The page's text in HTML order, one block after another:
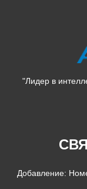
"Лидер в
Добавление: